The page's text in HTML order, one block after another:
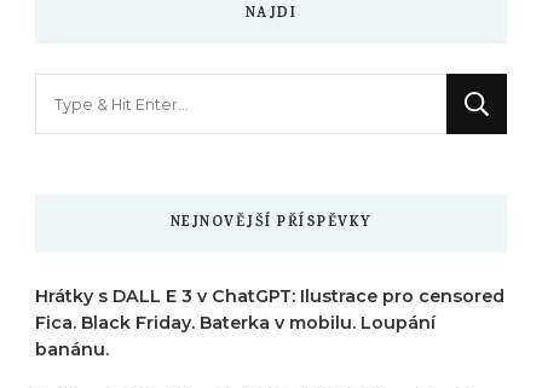
NAJDI
NEJNOVĚJŠÍ PŘÍSPĚVKY
Hrátky s DALL E 3 v ChatGPT: Ilustrace pro censored
Fica. Black Friday. Baterka v mobilu. Loupání
banánu.